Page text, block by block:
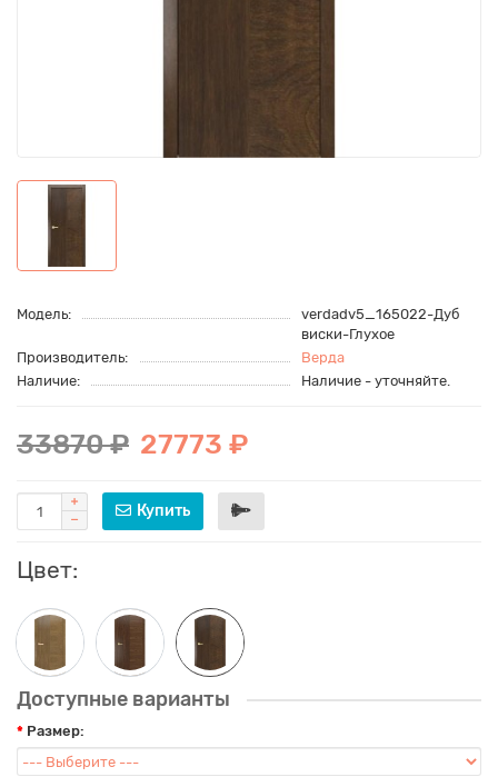
Модель:
verdadv5_165022-Дуб
виски-Глухое
Производитель:
Верда
Наличие:
Наличие - уточняйте.
33870 ₽ 27773 ₽
Купить
Цвет:
Доступные варианты
Размер: